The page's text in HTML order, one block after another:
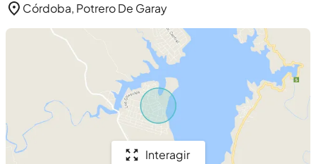
Córdoba, Potrero De Garay
Interagir